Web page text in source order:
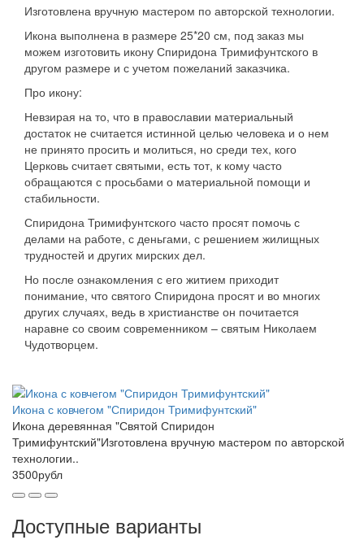
Изготовлена вручную мастером по авторской технологии.
Икона выполнена в размере 25*20 см, под заказ мы
можем изготовить икону Спиридона Тримифунтского в
другом размере и с учетом пожеланий заказчика.
Про икону:
Невзирая на то, что в православии материальный
достаток не считается истинной целью человека и о нем
не принято просить и молиться, но среди тех, кого
Церковь считает святыми, есть тот, к кому часто
обращаются с просьбами о материальной помощи и
стабильности.
Спиридона Тримифунтского часто просят помочь с
делами на работе, с деньгами, с решением жилищных
трудностей и других мирских дел.
Но после ознакомления с его житием приходит
понимание, что святого Спиридона просят и во многих
других случаях, ведь в христианстве он почитается
наравне со своим современником – святым Николаем
Чудотворцем.
Икона с ковчегом "Спиридон Тримифунтский"
Икона деревянная "Святой Спиридон
Тримифунтский"Изготовлена вручную мастером по авторской
технологии..
3500рубл
Доступные варианты